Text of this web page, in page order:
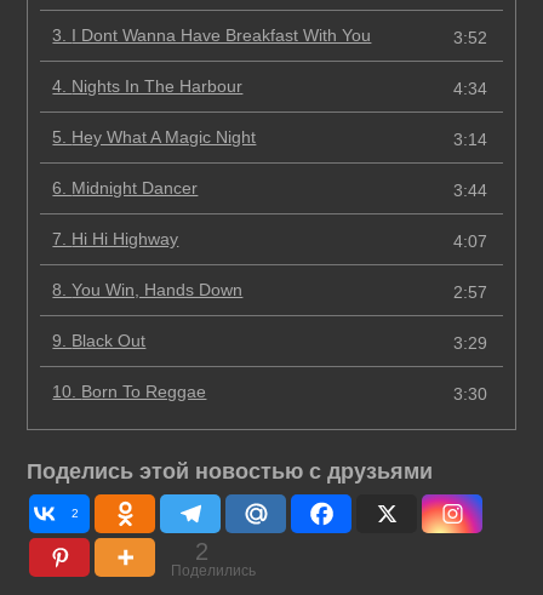
3. I Dont Wanna Have Breakfast With You 3:52
4. Nights In The Harbour 4:34
5. Hey What A Magic Night 3:14
6. Midnight Dancer 3:44
7. Hi Hi Highway 4:07
8.You Win, Hands Down 2:57
9. Black Out 3:29
10. Born To Reggae 3:30
Поделись этой новостью с друзьями
2
2
Поделились